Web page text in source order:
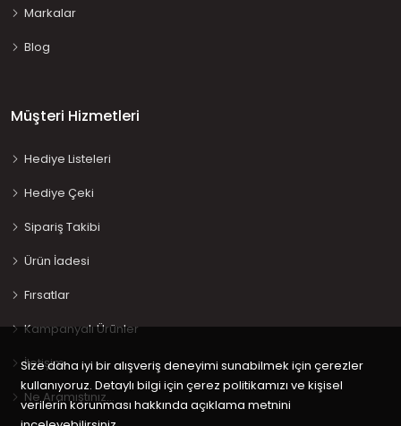
Markalar
Blog
Müşteri Hizmetleri
Hediye Listeleri
Hediye Çeki
Sipariş Takibi
Ürün İadesi
Fırsatlar
Kampanyalı Ürünler
İletişim
Ne Aramıştınız…
Size daha iyi bir alışveriş deneyimi sunabilmek için çerezler
kullanıyoruz. Detaylı bilgi için çerez politikamızı ve kişisel
verilerin korunması hakkında açıklama metnini